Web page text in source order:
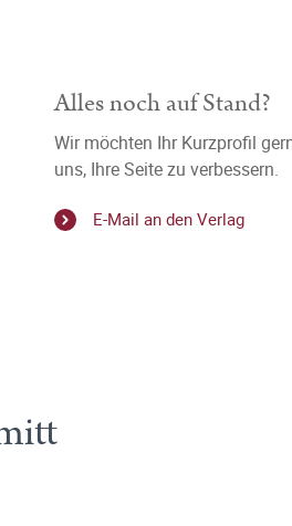
Alles noch auf Stand?
Wir möchten Ihr Kurzprofil
uns, Ihre Seite zu verbessern.
E-Mail an den Verlag